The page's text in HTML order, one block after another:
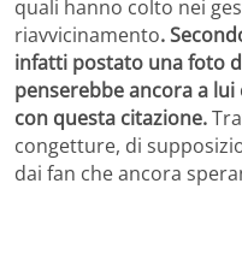
quali hanno colto nei
riavvicinamento.
infatti postato una foto
penserebbe ancora a
con questa citazione.
congetture, di
dai fan che ancora